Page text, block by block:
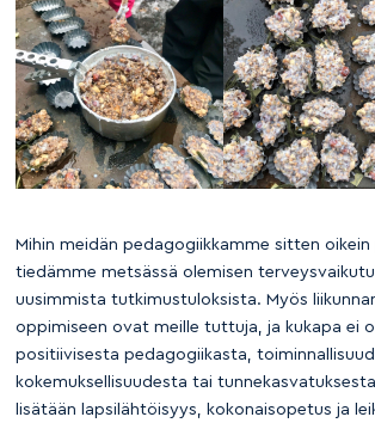
Mihin meidän pedagogiikkamme sitten oikein
tiedämme metsässä olemisen
uusimmista tutkimustuloksista. Myös
oppimiseen ovat meille tuttuja, ja kukapa ei
positiivisesta pedagogiikasta,
kokemuksellisuudesta tai
lisätään lapsilähtöisyys, kokonaisopetus ja